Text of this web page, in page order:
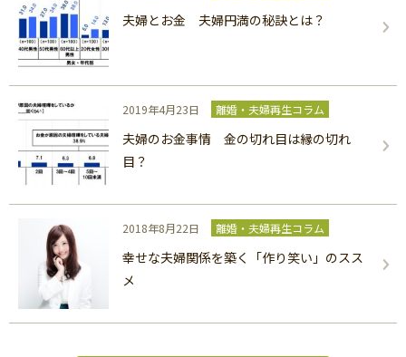
夫婦とお金 夫婦円満の秘訣とは？
2019年4月23日 離婚・夫婦再生コラム
夫婦のお金事情 金の切れ目は縁の切れ
目？
2018年8月22日 離婚・夫婦再生コラム
幸せな夫婦関係を築く「作り笑い」のスス
メ